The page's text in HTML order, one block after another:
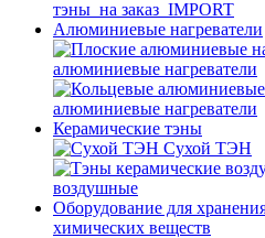
тэны_на заказ_IMPORT
Алюминиевые нагреватели
алюминиевые нагреватели
алюминиевые нагреватели
Керамические тэны
Сухой ТЭН
воздушные
Оборудование для
химических веществ